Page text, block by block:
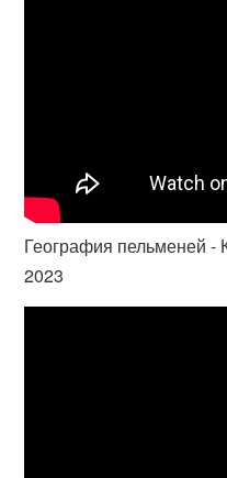
География пельменей -
2023